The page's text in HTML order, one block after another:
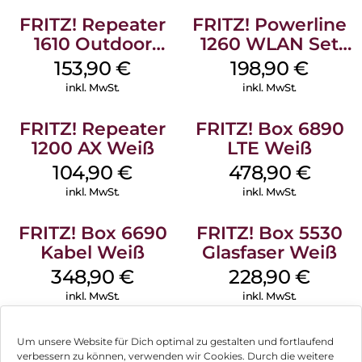
Um unsere Website für Dich optimal zu gestalten und fortlaufend
verbessern zu können, verwenden wir Cookies. Durch die weitere
Video on Demand oder Streaming. Dabei bleibt die
FRITZ!Box 7530 AX dank mehrerer Eco-Mode-Automatismen
stets sehr sparsam im Verbrauch (~ 6 Watt).
FRITZ! Repeater
1610 Outdoor
Weiß
153,90€
inkl. MwSt.
FRITZ! Powerline
1260 WLAN Set
Weiß
198,90€
inkl. MwSt.
FRITZ! Repeater
1200 AX Weiß
104,90€
inkl. MwSt.
FRITZ! Box 6890
LTE Weiß
478,90 €
inkl. MwSt.
FRITZ! Box 6690
Kabel Weiß
348,90€
inkl. MwSt.
FRITZ! Box 5530
Glasfaser Weiß
228,90€
inkl. MwSt.